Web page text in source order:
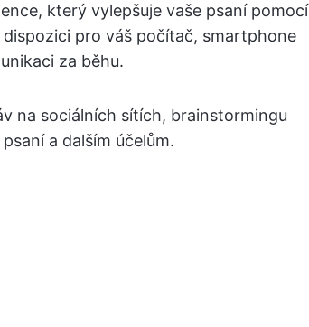
který vylepšuje vaše psaní pomocí
pro váš počítač, smartphone
za běhu.
na sociálních sítích, brainstormingu
a dalším účelům.